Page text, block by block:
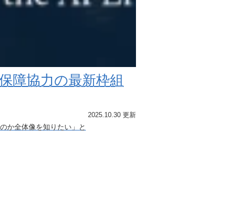
障協力の最新枠組
2025.10.30 更新
か全体像を知りたい」と